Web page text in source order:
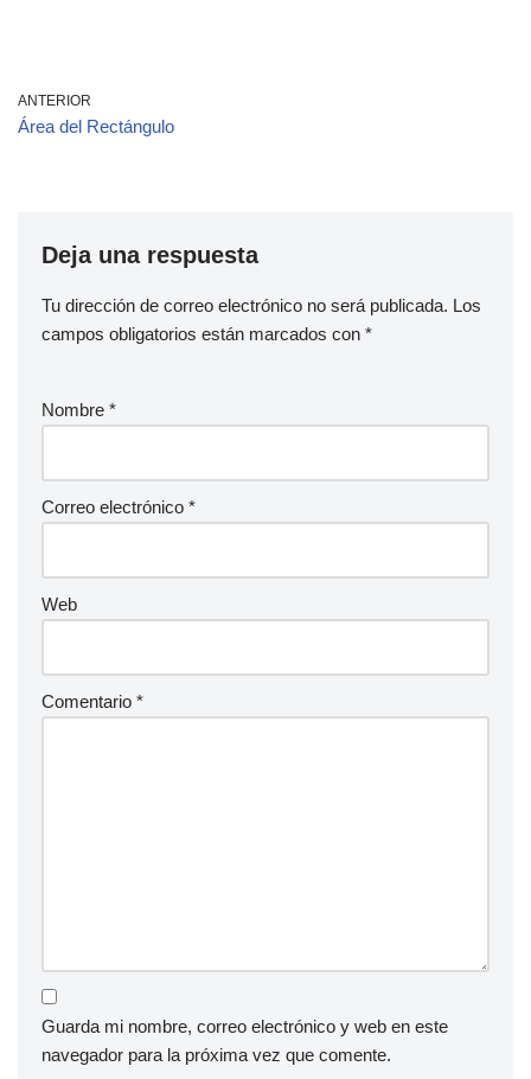
ANTERIOR
Área del Rectángulo
Deja una respuesta
Tu dirección de correo electrónico no será publicada. Los
campos obligatorios están marcados con *
Nombre *
Correo electrónico *
Web
Comentario *
Guarda mi nombre, correo electrónico y web en este
navegador para la próxima vez que comente.